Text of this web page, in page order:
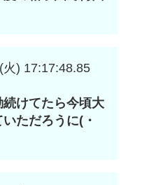
火) 17:17:48.85
けてたら今頃大
ただろうに(・